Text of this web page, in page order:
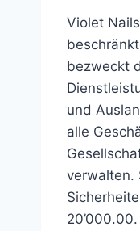
Violet
bezweckt
und
alle
verwalten.